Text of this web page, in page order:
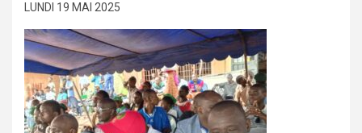
LUNDI 19 MAI 2025